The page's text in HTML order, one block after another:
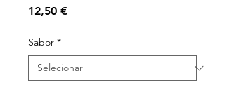
12,50 €Preço
Sabor *